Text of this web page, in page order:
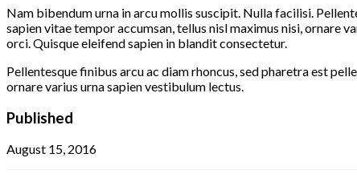
Nam bibendum urna in arcu mollis suscipit. Nulla facilisi.
sapien vitae tempor accumsan, tellus nisl maximus nisi, ornare
orci. Quisque eleifend sapien in blandit consectetur.
Pellentesque finibus arcu ac diam rhoncus, sed pharetra est
ornare varius urna sapien vestibulum lectus.
Published
August 15, 2016